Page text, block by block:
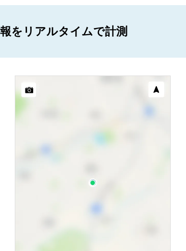
をリアルタイムで計測